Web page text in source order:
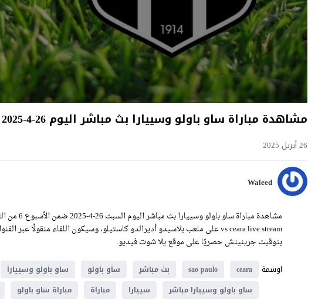
مشاهدة مباراة ساو باولو وسييارا بث مباشر اليوم 26-4-2025 قمة بلاسيدو أديرالدو كاستيلو
26 أبريل 2025
Waleed
بتوقيت جرينيتش حصريًا على موقع يلا شوت فيديو.
اوسمة
ceara
sao paulo بث مباشر ساو باولو ساو باولو وسييارا
ساو باولو وسييارا مباشر
سييارا مباراة مباراة ساو باولو